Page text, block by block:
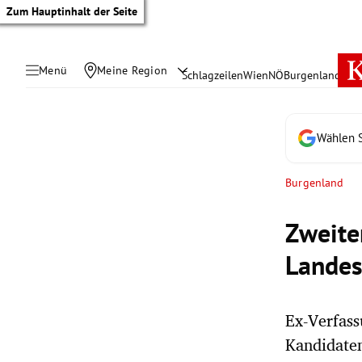
Zum Hauptinhalt der Seite
Menü Meine Region SchlagzeilenWienNÖBurgenland
Wählen
Burgenland
Ex-